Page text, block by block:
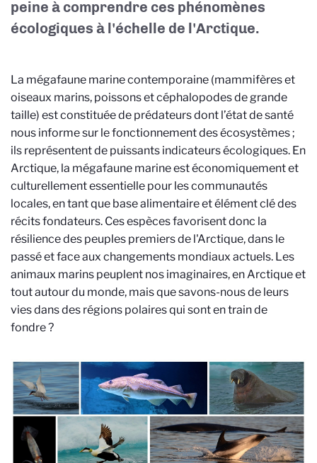
peine à comprendre ces phénomènes
écologiques à l'échelle de l'Arctique.
La mégafaune marine contemporaine (mammifères et
oiseaux marins, poissons et céphalopodes de grande
taille) est constituée de prédateurs dont l’état de santé
nous informe sur le fonctionnement des écosystèmes ;
ils représentent de puissants indicateurs écologiques. En
Arctique, la mégafaune marine est économiquement et
culturellement essentielle pour les communautés
locales, en tant que base alimentaire et élément clé des
récits fondateurs. Ces espèces favorisent donc la
résilience des peuples premiers de l'Arctique, dans le
passé et face aux changements mondiaux actuels. Les
animaux marins peuplent nos imaginaires, en Arctique et
tout autour du monde, mais que savons-nous de leurs
vies dans des régions polaires qui sont en train de
fondre ?